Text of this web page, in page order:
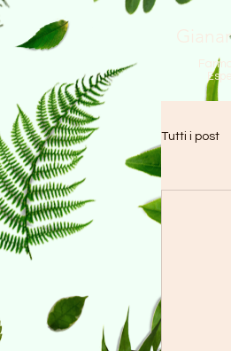
Tutti i post